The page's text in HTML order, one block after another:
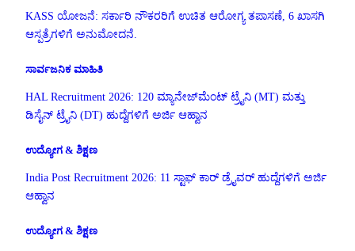
KASS ಯೋಜನೆ: ಸರ್ಕಾರಿ ನೌಕರರಿಗೆ ಉಚಿತ ಆರೋಗ್ಯ ತಪಾಸಣೆ, 6 ಖಾಸಗಿ
ಆಸ್ಪತ್ರೆಗಳಿಗೆ ಅನುಮೋದನೆ.
ಸಾರ್ವಜನಿಕ ಮಾಹಿತಿ
HAL Recruitment 2026: 120 ಮ್ಯಾನೇಜ್‌ಮೆಂಟ್ ಟ್ರೈನಿ (MT) ಮತ್ತು
ಡಿಸೈನ್ ಟ್ರೈನಿ (DT) ಹುದ್ದೆಗಳಿಗೆ ಅರ್ಜಿ ಆಹ್ವಾನ
ಉದ್ಯೋಗ & ಶಿಕ್ಷಣ
India Post Recruitment 2026: 11 ಸ್ಟಾಫ್ ಕಾರ್ ಡ್ರೈವರ್ ಹುದ್ದೆಗಳಿಗೆ ಅರ್ಜಿ
ಆಹ್ವಾನ
ಉದ್ಯೋಗ & ಶಿಕ್ಷಣ